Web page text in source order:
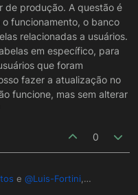
de produção. A questão é
funcionamento, o banco
relacionadas a usuários.
em específico, para
que foram
fazer a atualização no
funcione, mas sem alterar
0
e @Luis-Fortini,